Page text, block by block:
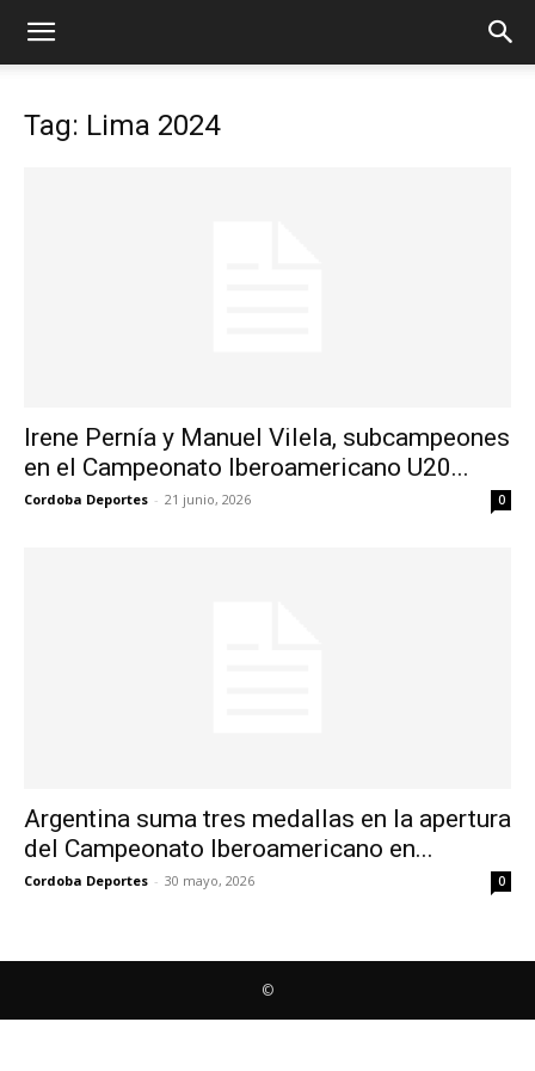
Tag: Lima 2024
Irene Pernía y Manuel Vilela, subcampeones
en el Campeonato Iberoamericano U20...
Cordoba Deportes - 21 junio, 2026 0
Argentina suma tres medallas en la apertura
del Campeonato Iberoamericano en...
Cordoba Deportes - 30 mayo, 2026 0
©